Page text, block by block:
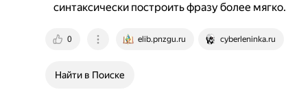
синтаксически построить фразу более мягко.
0 elib.pnzgu.ru cyberleninka.ru
Найти в Поиске